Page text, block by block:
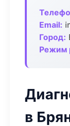
Email:
Город:
Режим
в